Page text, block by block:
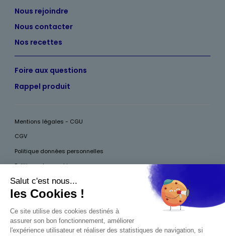
Nous rejoindre
Nous contacter
Nos recettes
Foire aux questions
Rappel produit
Mentions légales - CGU
CGV
Politique données personnelles
Politique des cookies
Accessibilité
Pour votre santé, mangez au moins cinq fruits et légumes par jour, plus
d’infos surwww.mangerbouger.fr